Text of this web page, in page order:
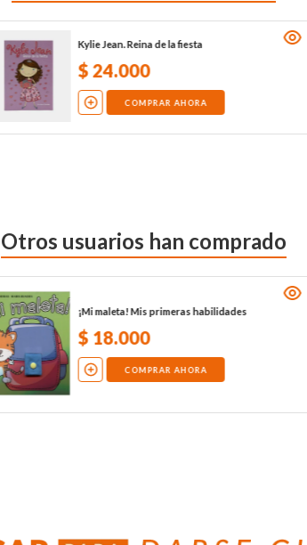
Kylie Jean. Reina de la fiesta
$24.000
COMPRAR AHORA
Otros usuarios han comprado
¡Mi maleta! Mis primeras habilidades
$ 18.000
COMPRAR AHORA